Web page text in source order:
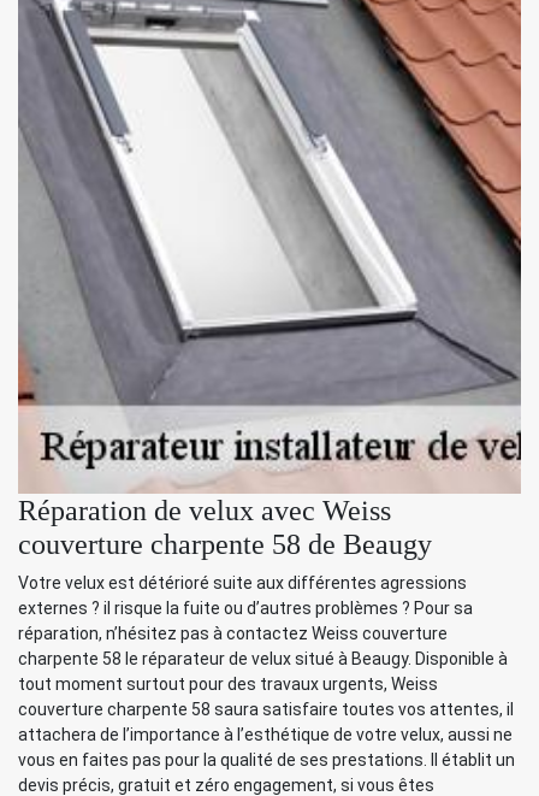
Réparation de velux avec Weiss
couverture charpente 58 de Beaugy
Votre velux est détérioré suite aux différentes agressions
externes ? il risque la fuite ou d’autres problèmes ? Pour sa
réparation, n’hésitez pas à contactez Weiss couverture
charpente 58 le réparateur de velux situé à Beaugy. Disponible à
tout moment surtout pour des travaux urgents, Weiss
couverture charpente 58 saura satisfaire toutes vos attentes, il
attachera de l’importance à l’esthétique de votre velux, aussi ne
vous en faites pas pour la qualité de ses prestations. Il établit un
devis précis, gratuit et zéro engagement, si vous êtes